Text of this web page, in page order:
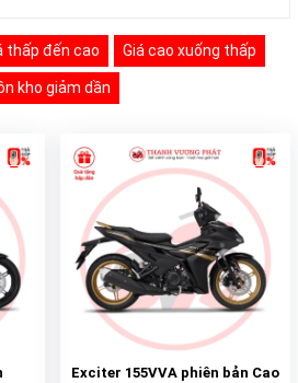
thấp đến cao Giá cao xuống thấp
kho giảm dần
Exciter 155VVA phiên bản Cao